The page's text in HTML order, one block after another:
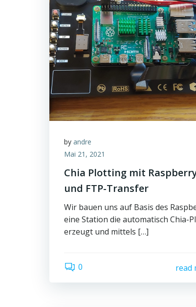
by andre
Mai 21, 2021
Chia Plotting mit
und FTP-Transfer
Wir bauen uns auf Basis des
eine Station die automatisch Chia-
erzeugt und mittels […]
0 read